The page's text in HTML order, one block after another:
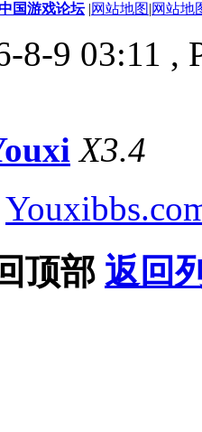
国游戏论坛 |网站地图|网站地
8-9 03:11 ,
X3.4
顶部 返回